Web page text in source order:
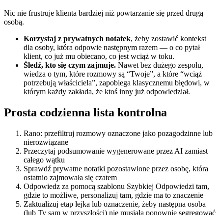
Nic nie frustruje klienta bardziej niż powtarzanie się przed drugą
osobą.
Korzystaj z prywatnych notatek, żeby zostawić kontekst
dla osoby, która odpowie następnym razem — o co pytał
klient, co już mu obiecano, co jest wciąż w toku.
Śledź, kto się czym zajmuje. Nawet bez dużego zespołu,
wiedza o tym, które rozmowy są “Twoje”, a które “wciąż
potrzebują właściciela”, zapobiega klasycznemu błędowi, w
którym każdy zakłada, że ktoś inny już odpowiedział.
Prosta codzienna lista kontrolna
Rano: przefiltruj rozmowy oznaczone jako pozagodzinne lub
nierozwiązane
Przeczytaj podsumowanie wygenerowane przez AI zamiast
całego wątku
Sprawdź prywatne notatki pozostawione przez osobę, która
ostatnio zajmowała się czatem
Odpowiedz za pomocą szablonu Szybkiej Odpowiedzi tam,
gdzie to możliwe, personalizuj tam, gdzie ma to znaczenie
Zaktualizuj etap lejka lub oznaczenie, żeby następna osoba
(lub Ty sam w przyszłości) nie musiała ponownie segregować